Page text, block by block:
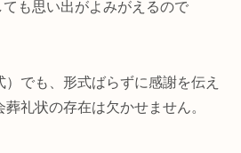
も思い出がよみがえるので
でも、形式ばらずに感謝を伝え
礼状の存在は欠かせません。